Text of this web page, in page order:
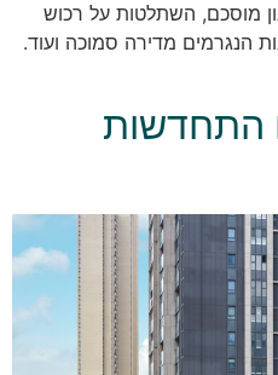
מוסכם, השתלטות על רכוש
הנגרמים מדירה סמוכה ועוד.
התחדשות